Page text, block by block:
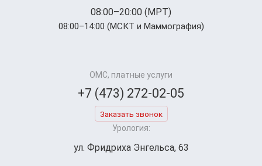
08:00–20:00 (МРТ)
08:00–14:00 (МСКТ и Маммография)
ОМС, платные услуги
+7 (473) 272-02-05
Заказать звонок
Урология:
ул. Фридриха Энгельса, 63